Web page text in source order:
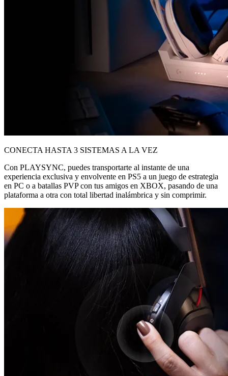
CONECTA HASTA 3 SISTEMAS A LA VEZ
Con PLAYSYNC, puedes transportarte al instante de una
experiencia exclusiva y envolvente en PS5 a un juego de estrategia
en PC o a batallas PVP con tus amigos en XBOX, pasando de una
plataforma a otra con total libertad inalámbrica y sin comprimir.